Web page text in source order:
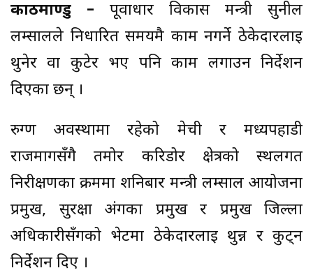
काठमाण्डु – पूर्वाधार विकास मन्त्री सुनील
लम्सालले निर्धारित समयमै काम नगर्ने ठेकेदारलाई
थुनेर वा कुटेर भए पनि काम लगाउन निर्देशन
दिएका छन् ।
रुग्ण अवस्थामा रहेको मेची र मध्यपहाडी
राजमार्गसँगै तमोर करिडोर क्षेत्रको स्थलगत
निरीक्षणका क्रममा शनिबार मन्त्री लम्साल आयोजना
प्रमुख, सुरक्षा अंगका प्रमुख र प्रमुख जिल्ला
अधिकारीसँगको भेटमा ठेकेदारलाई थुन्न र कुट्न
निर्देशन दिए ।